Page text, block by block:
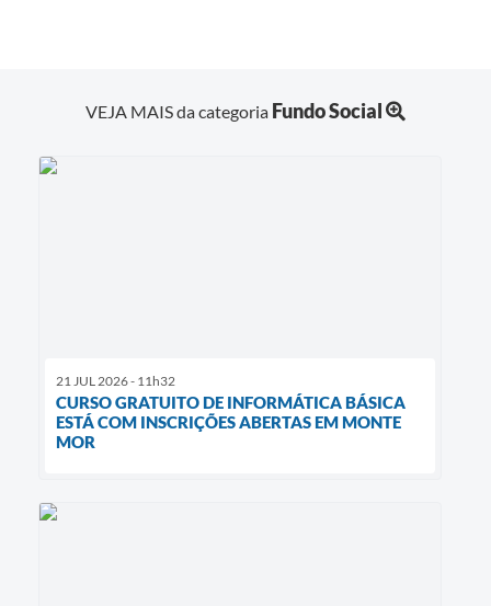
VEJA MAIS da categoria Fundo Social
21 JUL 2026 - 11h32
CURSO GRATUITO DE INFORMÁTICA BÁSICA
ESTÁ COM INSCRIÇÕES ABERTAS EM MONTE
MOR